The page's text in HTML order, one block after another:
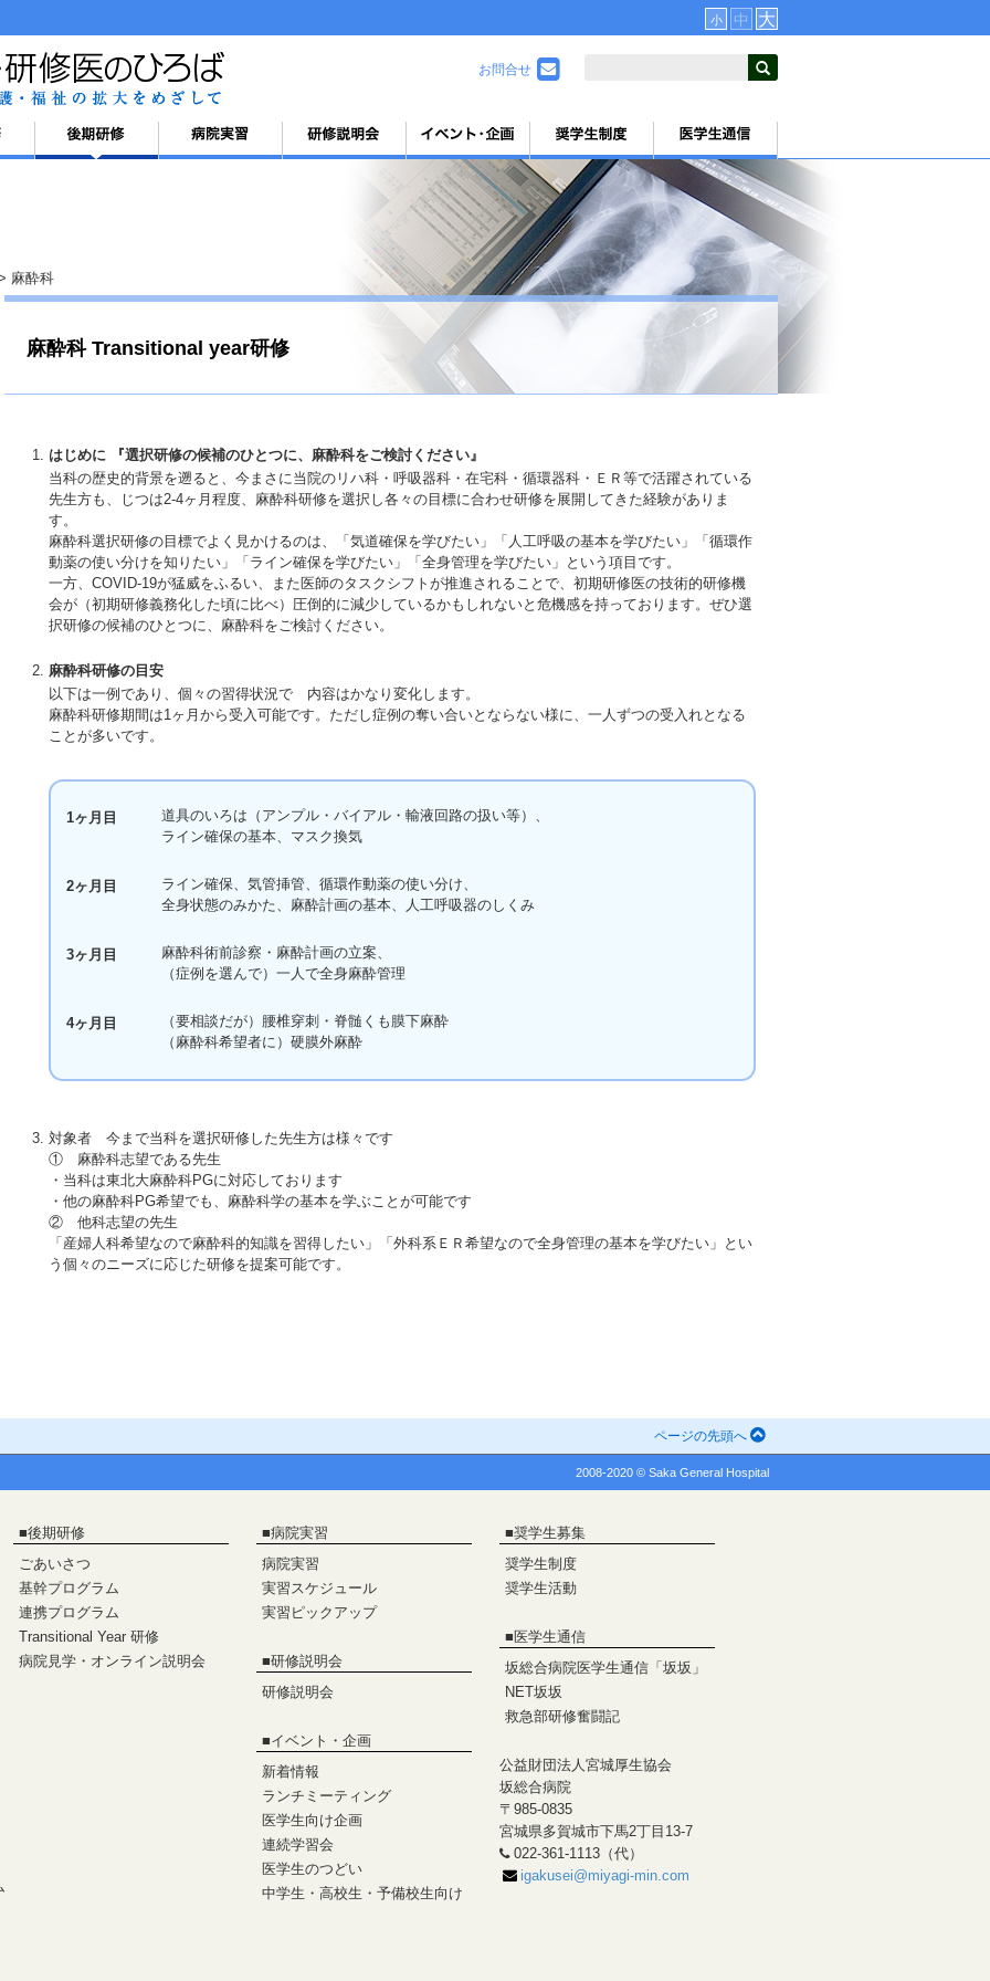
小 中 大
お問合せ
麻酔科
麻酔科 Transitional year研修
はじめに 『選択研修の候補のひとつに、麻酔科をご検討ください』
当科の歴史的背景を遡ると、今まさに当院のリハ科・呼吸器科・在宅科・循環器科・ＥＲ等で活躍されている
先生方も、じつは2-4ヶ月程度、麻酔科研修を選択し各々の目標に合わせ研修を展開してきた経験がありま
す。
麻酔科選択研修の目標でよく見かけるのは、「気道確保を学びたい」「人工呼吸の基本を学びたい」「循環作
動薬の使い分けを知りたい」「ライン確保を学びたい」「全身管理を学びたい」という項目です。
一方、COVID-19が猛威をふるい、また医師のタスクシフトが推進されることで、初期研修医の技術的研修機
会が（初期研修義務化した頃に比べ）圧倒的に減少しているかもしれないと危機感を持っております。ぜひ選
択研修の候補のひとつに、麻酔科をご検討ください。
麻酔科研修の目安
以下は一例であり、個々の習得状況で 内容はかなり変化します。
麻酔科研修期間は1ヶ月から受入可能です。ただし症例の奪い合いとならない様に、一人ずつの受入れとなる
ことが多いです。
1ヶ月目
道具のいろは（アンプル・バイアル・輸液回路の扱い等）、
ライン確保の基本、マスク換気
2ヶ月目
ライン確保、気管挿管、循環作動薬の使い分け、
全身状態のみかた、麻酔計画の基本、人工呼吸器のしくみ
3ヶ月目
麻酔科術前診察・麻酔計画の立案、
（症例を選んで）一人で全身麻酔管理
4ヶ月目
（要相談だが）腰椎穿刺・脊髄くも膜下麻酔
（麻酔科希望者に）硬膜外麻酔
対象者 今まで当科を選択研修した先生方は様々です
① 麻酔科志望である先生
・当科は東北大麻酔科PGに対応しております
・他の麻酔科PG希望でも、麻酔科学の基本を学ぶことが可能です
② 他科志望の先生
「産婦人科希望なので麻酔科的知識を習得したい」「外科系ＥＲ希望なので全身管理の基本を学びたい」とい
う個々のニーズに応じた研修を提案可能です。
ページの先頭へ
2008-2020 © Saka General Hospital
■後期研修
ごあいさつ
基幹プログラム
連携プログラム
Transitional Year 研修
病院見学・オンライン説明会
■病院実習
病院実習
実習スケジュール
実習ピックアップ
■研修説明会
研修説明会
■イベント・企画
新着情報
ランチミーティング
医学生向け企画
連続学習会
医学生のつどい
中学生・高校生・予備校生向け
■奨学生募集
奨学生制度
奨学生活動
■医学生通信
坂総合病院医学生通信「坂坂」
NET坂坂
救急部研修奮闘記
公益財団法人宮城厚生協会
坂総合病院
〒985-0835
宮城県多賀城市下馬2丁目13-7
022-361-1113（代）
igakusei@miyagi-min.com